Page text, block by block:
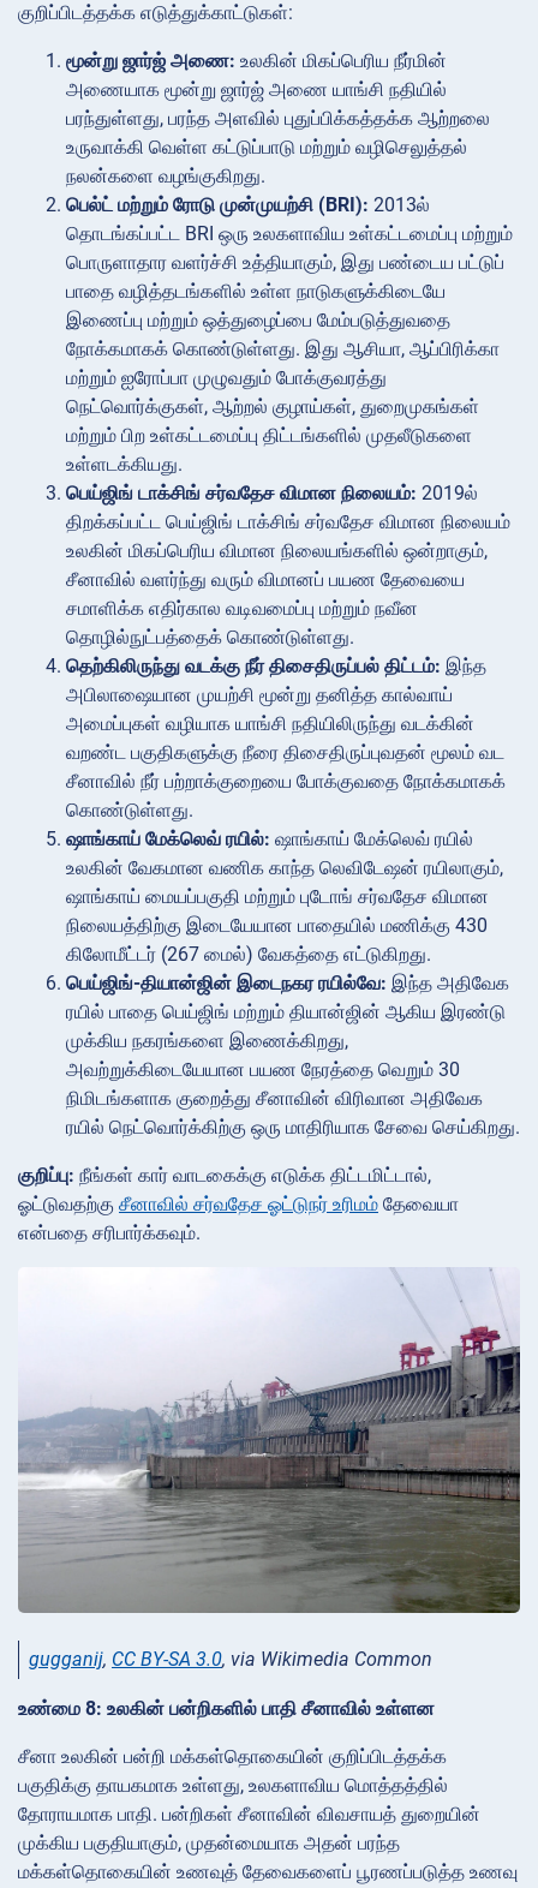
குறிப்பிடத்தக்க எடுத்துக்காட்டுகள்:
மூன்று ஜார்ஜ் அணை: உலகின் மிகப்பெரிய நீர்மின்
அணையாக மூன்று ஜார்ஜ் அணை யாங்சி நதியில்
பரந்துள்ளது, பரந்த அளவில் புதுப்பிக்கத்தக்க ஆற்றலை
உருவாக்கி வெள்ள கட்டுப்பாடு மற்றும் வழிசெலுத்தல்
நலன்களை வழங்குகிறது.
பெல்ட் மற்றும் ரோடு முன்முயற்சி (BRI): 2013ல்
தொடங்கப்பட்ட BRI ஒரு உலகளாவிய உள்கட்டமைப்பு மற்றும்
பொருளாதார வளர்ச்சி உத்தியாகும், இது பண்டைய பட்டுப்
பாதை வழித்தடங்களில் உள்ள நாடுகளுக்கிடையே
இணைப்பு மற்றும் ஒத்துழைப்பை மேம்படுத்துவதை
நோக்கமாகக் கொண்டுள்ளது. இது ஆசியா, ஆப்பிரிக்கா
மற்றும் ஐரோப்பா முழுவதும் போக்குவரத்து
நெட்வொர்க்குகள், ஆற்றல் குழாய்கள், துறைமுகங்கள்
மற்றும் பிற உள்கட்டமைப்பு திட்டங்களில் முதலீடுகளை
உள்ளடக்கியது.
பெய்ஜிங் டாக்சிங் சர்வதேச விமான நிலையம்: 2019ல்
திறக்கப்பட்ட பெய்ஜிங் டாக்சிங் சர்வதேச விமான நிலையம்
உலகின் மிகப்பெரிய விமான நிலையங்களில் ஒன்றாகும்,
சீனாவில் வளர்ந்து வரும் விமானப் பயண தேவையை
சமாளிக்க எதிர்கால வடிவமைப்பு மற்றும் நவீன
தொழில்நுட்பத்தைக் கொண்டுள்ளது.
தெற்கிலிருந்து வடக்கு நீர் திசைதிருப்பல் திட்டம்: இந்த
அபிலாஷையான முயற்சி மூன்று தனித்த கால்வாய்
அமைப்புகள் வழியாக யாங்சி நதியிலிருந்து வடக்கின்
வறண்ட பகுதிகளுக்கு நீரை திசைதிருப்புவதன் மூலம் வட
சீனாவில் நீர் பற்றாக்குறையை போக்குவதை நோக்கமாகக்
கொண்டுள்ளது.
ஷாங்காய் மேக்லெவ் ரயில்: ஷாங்காய் மேக்லெவ் ரயில்
உலகின் வேகமான வணிக காந்த லெவிடேஷன் ரயிலாகும்,
ஷாங்காய் மையப்பகுதி மற்றும் புடோங் சர்வதேச விமான
நிலையத்திற்கு இடையேயான பாதையில் மணிக்கு 430
கிலோமீட்டர் (267 மைல்) வேகத்தை எட்டுகிறது.
பெய்ஜிங்-தியான்ஜின் இடைநகர ரயில்வே: இந்த அதிவேக
ரயில் பாதை பெய்ஜிங் மற்றும் தியான்ஜின் ஆகிய இரண்டு
முக்கிய நகரங்களை இணைக்கிறது,
அவற்றுக்கிடையேயான பயண நேரத்தை வெறும் 30
நிமிடங்களாக குறைத்து சீனாவின் விரிவான அதிவேக
ரயில் நெட்வொர்க்கிற்கு ஒரு மாதிரியாக சேவை செய்கிறது.
குறிப்பு: நீங்கள் கார் வாடகைக்கு எடுக்க திட்டமிட்டால்,
ஓட்டுவதற்கு சீனாவில் சர்வதேச ஓட்டுநர் உரிமம் தேவையா
என்பதை சரிபார்க்கவும்.
gugganij, CC BY-SA 3.0, via Wikimedia Common
உண்மை 8: உலகின் பன்றிகளில் பாதி சீனாவில் உள்ளன
சீனா உலகின் பன்றி மக்கள்தொகையின் குறிப்பிடத்தக்க
பகுதிக்கு தாயகமாக உள்ளது, உலகளாவிய மொத்தத்தில்
தோராயமாக பாதி. பன்றிகள் சீனாவின் விவசாயத் துறையின்
முக்கிய பகுதியாகும், முதன்மையாக அதன் பரந்த
மக்கள்தொகையின் உணவுத் தேவைகளைப் பூரணப்படுத்த உணவு